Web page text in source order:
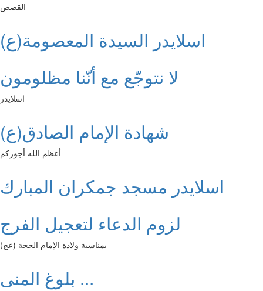
القصص
اسلايدر السيدة المعصومة(ع)
لا نتوجّع مع أنّنا مظلومون
اسلايدر
شهادة الإمام الصادق(ع)
أعظم الله أجوركم
اسلايدر مسجد جمكران المبارك
لزوم الدعاء لتعجيل الفرج
بمناسبة ولادة الإمام الحجة (عج)
بلوغ المنى ...